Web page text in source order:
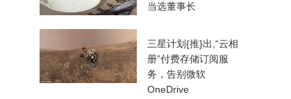
当选董事长
三星计划{推}出,“云相
册”付费存储订阅服
务，告别微软
OneDrive